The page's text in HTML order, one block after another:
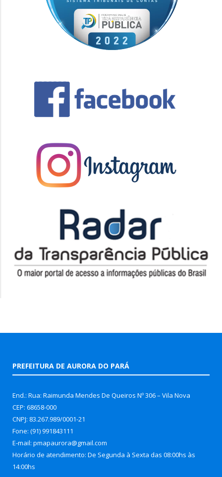
PREFEITURA DE AURORA DO PARÁ
End.: Rua: Raimunda Mendes De Queiros Nº 306 – Vila Nova
CEP: 68658-000
CNPJ: 83.267.989/0001-21
Fone: (91) 991843111
E-mail: pmapaurora@gmail.com
Horário de atendimento: De Segunda à Sexta das 08:00hs às
14:00hs